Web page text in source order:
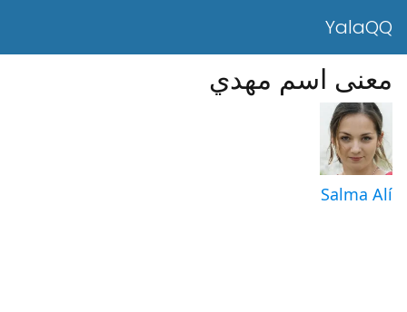
YalaQQ
معنى اسم مهدي
Salma Alí